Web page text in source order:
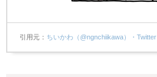
引用元 ちいかわ（@ngnchiikawa）・Twitter